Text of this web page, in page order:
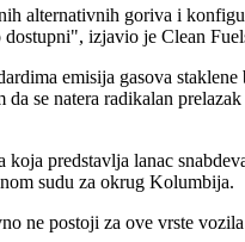
alternativnih goriva i
izjavio je Clean
emisija gasova
da se natera radikalan
koja predstavlja lanac
sudu za okrug Kolumbija.
ne postoji za ove vrste